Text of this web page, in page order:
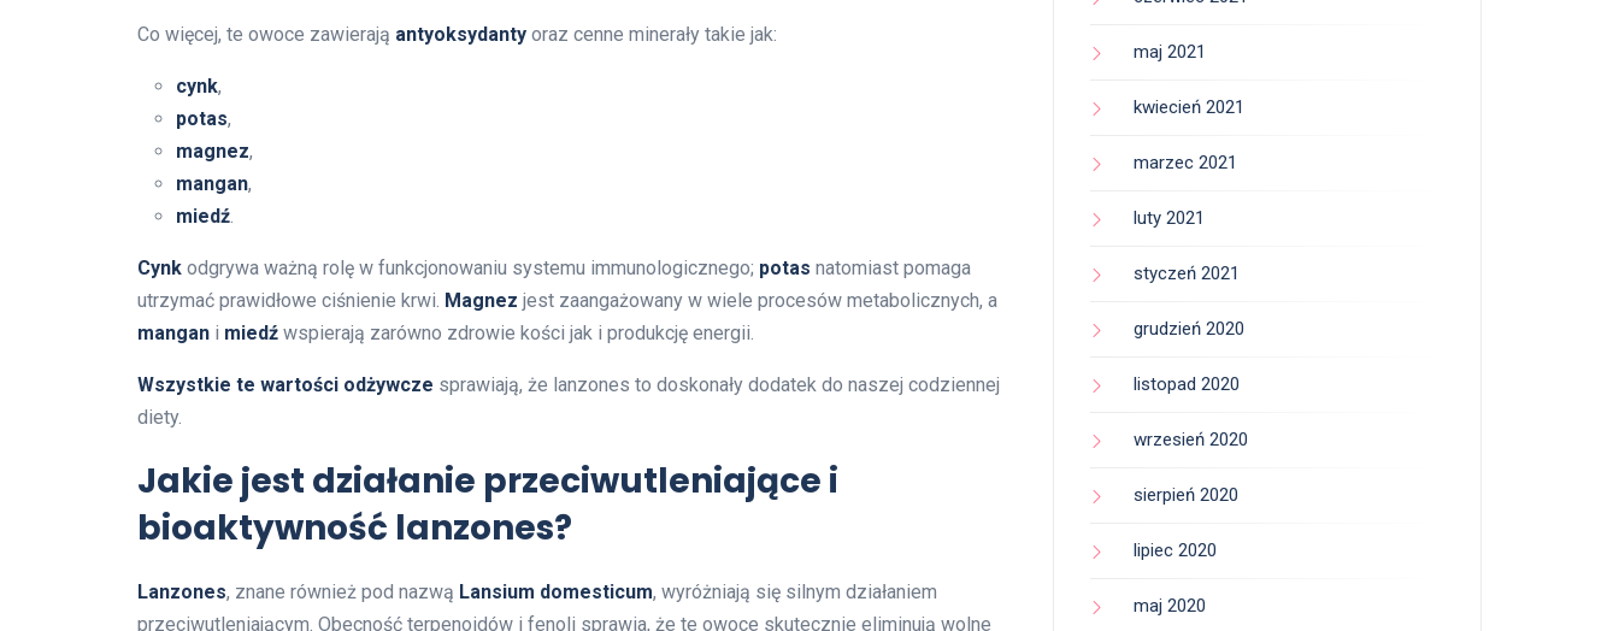
Co więcej, te owoce zawierają antyoksydanty oraz cenne minerały takie jak:
cynk,
potas,
magnez,
mangan,
miedź
Cynk odgrywa ważną rolę w funkcjonowaniu systemu immunologicznego; potas natomiast pomaga
utrzymać prawidłowe ciśnienie krwi. Magnez jest zaangażowany w wiele procesów metabolicznych, a
mangan i miedź wspierają zarówno zdrowie kości jak i produkcję energii.
Wszystkie te wartości odżywcze sprawiają, że lanzones to doskonały dodatek do naszej codziennej
diety.
Jakie jest działanie przeciwutleniające i
bioaktywność lanzones?
Lanzones, znane również pod nazwą Lansium domesticum, wyróżniają się silnym działaniem
przeciwutleniającym. Obecność terpenoidów i fenoli sprawia, że te owoce skutecznie eliminują wolne
maj 2021
kwiecień 2021
marzec 2021
luty 2021
styczeń 2021
grudzień 2020
listopad 2020
wrzesień 2020
sierpień 2020
lipiec 2020
maj 2020